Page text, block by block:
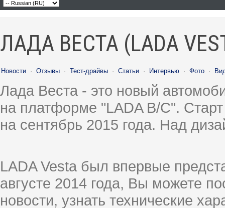
ЛАДА ВЕСТА (LADA
Новости · Отзывы · Тест-драйвы · Статьи · Интервью · Фото ·
Лада Веста - это новый
на платформе "LADA B/C".
на сентябрь 2015 года. Над
LADA Vesta был впервые
августе 2014 года, Вы можете
новости, узнать технические